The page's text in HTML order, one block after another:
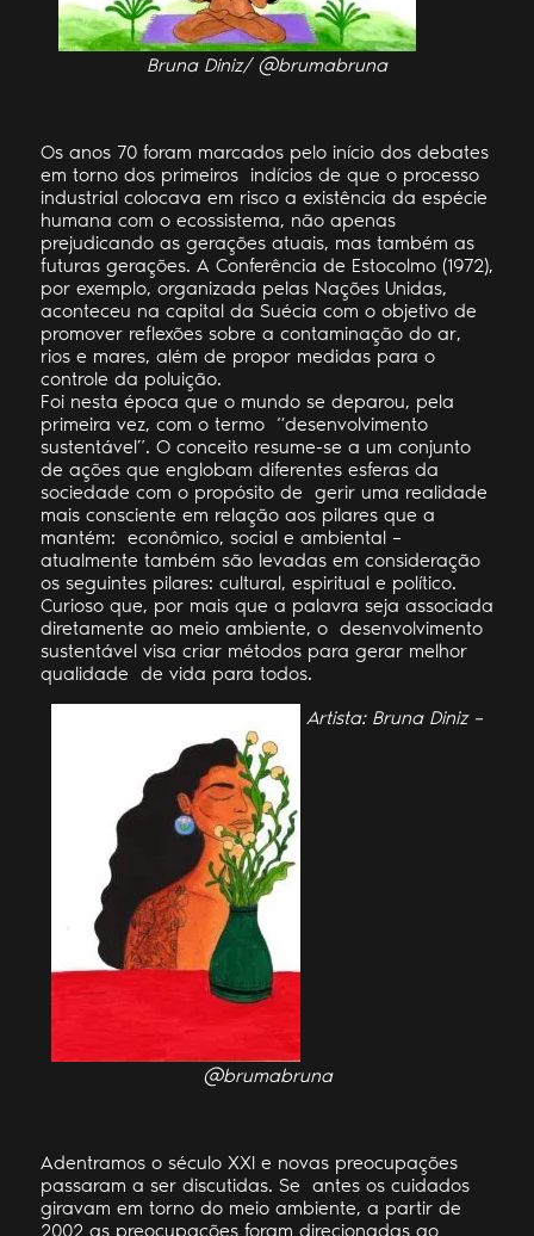
Bruna Diniz/ @brumabruna
Os anos 70 foram marcados pelo início dos debates
em torno dos primeiros indícios de que o processo
industrial colocava em risco a existência da espécie
humana com o ecossistema, não apenas
prejudicando as gerações atuais, mas também as
futuras gerações. A Conferência de Estocolmo (1972),
por exemplo, organizada pelas Nações Unidas,
aconteceu na capital da Suécia com o objetivo de
promover reflexões sobre a contaminação do ar,
rios e mares, além de propor medidas para o
controle da poluição.
Foi nesta época que o mundo se deparou, pela
primeira vez, com o termo “desenvolvimento
sustentável”. O conceito resume-se a um conjunto
de ações que englobam diferentes esferas da
sociedade com o propósito de gerir uma realidade
mais consciente em relação aos pilares que a
mantém: econômico, social e ambiental –
atualmente também são levadas em consideração
os seguintes pilares: cultural, espiritual e político.
Curioso que, por mais que a palavra seja associada
diretamente ao meio ambiente, o desenvolvimento
sustentável visa criar métodos para gerar melhor
qualidade de vida para todos.
Artista: Bruna Diniz –
@brumabruna
Adentramos o século XXI e novas preocupações
passaram a ser discutidas. Se antes os cuidados
giravam em torno do meio ambiente, a partir de
2002 as preocupações foram direcionadas ao